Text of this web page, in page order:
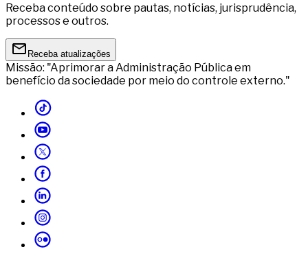
Receba conteúdo sobre pautas, notícias, jurisprudência,
processos e outros.
Receba atualizações
Missão: "Aprimorar a Administração Pública em
benefício da sociedade por meio do controle externo."